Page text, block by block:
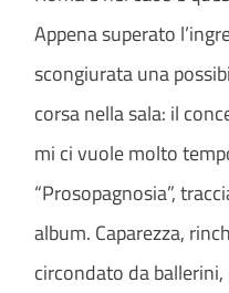
Appena superato
scongiurata una
corsa nella sala: il
mi ci vuole molto
“Prosopagnosia”,
album. Caparezza,
circondato da